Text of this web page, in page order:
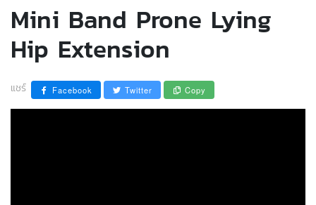
Mini Band Prone Lying
Hip Extension
แชร์ Facebook Twitter Copy